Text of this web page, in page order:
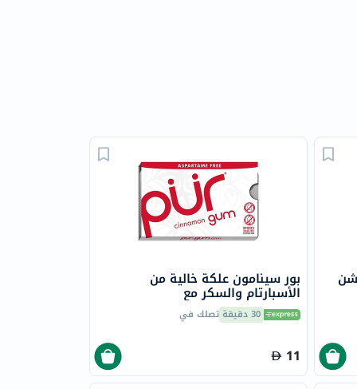
بور سينامون علكة خالية من
الأسبارتام والسكر مع
إكسيليتول،حزمه من 9
30 دقيقة تصلك في
11